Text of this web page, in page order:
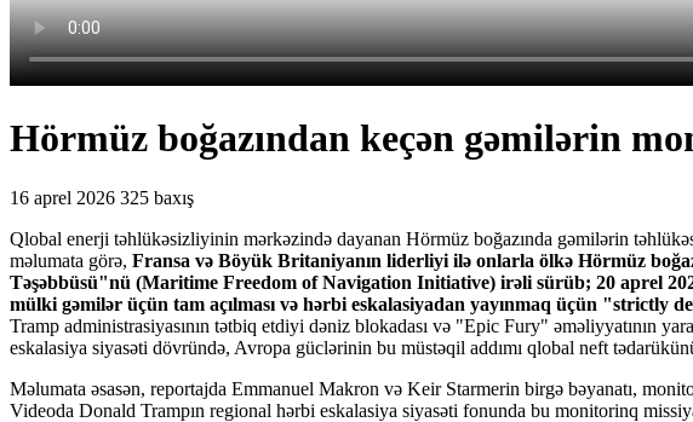
Hörmüz boğazından keçən gəmilərin
16 aprel 2026 325 baxış
Qlobal enerji təhlükəsizliyinin mərkəzində dayanan Hörmüz boğazında gəmilərin
məlumata görə, Fransa və Böyük Britaniyanın liderliyi ilə onlarla ölkə Hörmüz
Təşəbbüsü"nü (Maritime Freedom of Navigation Initiative) irəli sürüb; 20 aprel
mülki gəmilər üçün tam açılması və hərbi eskalasiyadan yayınmaq üçün "strictly
Tramp administrasiyasının tətbiq etdiyi dəniz blokadası və "Epic Fury" əməliyyatının
eskalasiya siyasəti dövründə, Avropa güclərinin bu müstəqil addımı qlobal neft
Məlumata əsasən, reportajda Emmanuel Makron və Keir Starmerin birgə bəyanatı,
Videoda Donald Trampın regional hərbi eskalasiya siyasəti fonunda bu monitorinq